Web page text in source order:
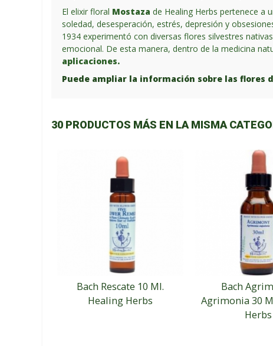
El elixir floral Mostaza de Healing Herbs pertenece a
soledad, desesperación, estrés, depresión y
1934 experimentó con diversas flores silvestres
emocional. De esta manera, dentro de la medicina
aplicaciones.
Puede ampliar la información sobre las flores
30 PRODUCTOS MÁS EN LA MISMA
Bach Rescate 10 Ml.
Healing Herbs
Bach
Agrimonia 30
Herbs